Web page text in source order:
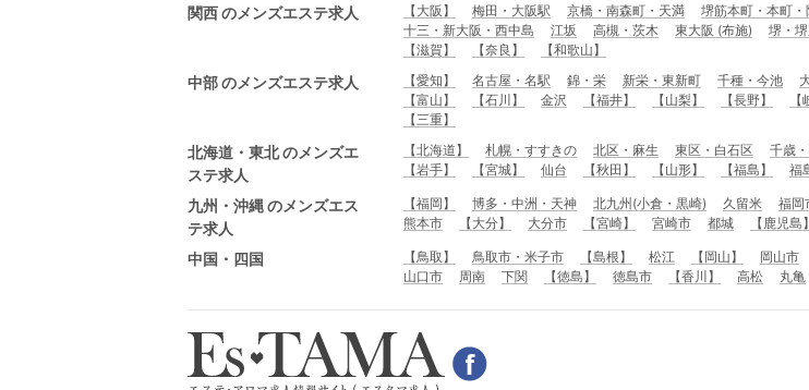
関西 のメンズエステ求人 【大阪】 梅田・大阪駅 京橋・南森町・天満 堺筋本町・本町・
十三・新大阪・西中島
江坂 高槻・茨木 東大阪 (布施) 堺・
【滋賀】
【奈良】 【和歌山】
中部 のメンズエステ求人 【愛知】 名古屋・名駅 錦・栄 新栄・東新町 千種・今池
【富山】
【石川】 金沢 【福井】 【山梨】 【長野】 【
【三重】
北海道・東北 のメンズエ
ステ求人
【北海道】 札幌・すすきの 北区・麻生 東区・白石区 千歳
【岩手】
【宮城】 仙台 【秋田】 【山形】 【福島】 福
九州・沖縄 のメンズエス
テ求人
【福岡】 博多・中洲・天神 北九州(小倉・黒崎) 久留米 福岡
熊本市
【大分】 大分市 【宮崎】 宮崎市 都城 【鹿児島】
中国・四国 【鳥取】 鳥取市・米子市 【島根】 松江 【岡山】 岡山市
山口市
周南 下関 【徳島】 徳島市 【香川】 高松 丸亀